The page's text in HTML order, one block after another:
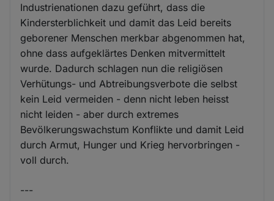
Industrienationen dazu geführt, dass die
Kindersterblichkeit und damit das Leid bereits
geborener Menschen merkbar abgenommen hat,
ohne dass aufgeklärtes Denken mitvermittelt
wurde. Dadurch schlagen nun die religiösen
Verhütungs- und Abtreibungsverbote die selbst
kein Leid vermeiden - denn nicht leben heisst
nicht leiden - aber durch extremes
Bevölkerungswachstum Konflikte und damit Leid
durch Armut, Hunger und Krieg hervorbringen -
voll durch.
---